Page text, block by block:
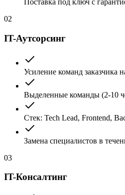
Поставка под ключ с
02
IT-Аутсорсинг
Усиление команд заказчика
Выделенные команды (2-10
Стек: Tech Lead, Frontend,
Замена специалистов в
03
IT-Консалтинг